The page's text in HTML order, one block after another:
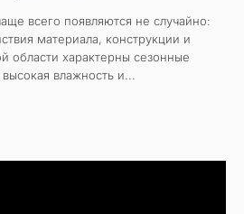
всего появляются не случайно:
материала, конструкции и
области характерны сезонные
влажность и...